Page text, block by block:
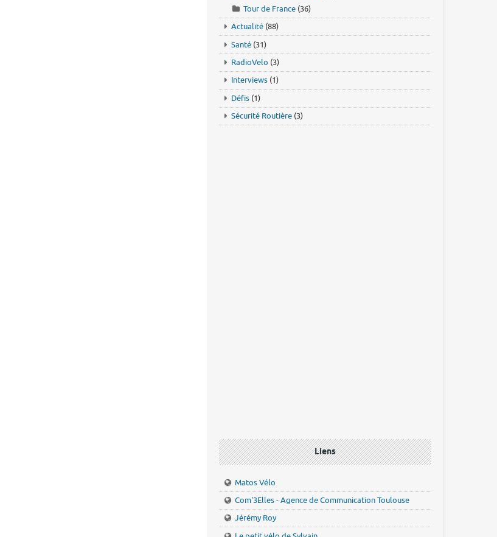
Tour de France (36)
Actualité (88)
Santé (31)
RadioVelo (3)
Interviews (1)
Défis (1)
Sécurité Routière (3)
Liens
Matos Vélo
Com'3Elles - Agence de Communication Toulouse
Jérémy Roy